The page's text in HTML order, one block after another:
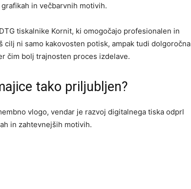
in večbarvnih motivih.
tiskalnike Kornit, ki omogočajo profesionalen in
ni samo kakovosten potisk, ampak tudi dolgoročna
čim bolj trajnosten proces izdelave.
tako priljubljen?
vlogo, vendar je razvoj digitalnega tiska odprl
in zahtevnejših motivih.